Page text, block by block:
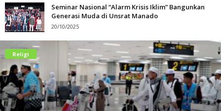
Seminar Nasional “Alarm Krisis Iklim” Bangunkan
Generasi Muda di Unsrat Manado
20/10/2025
Religi